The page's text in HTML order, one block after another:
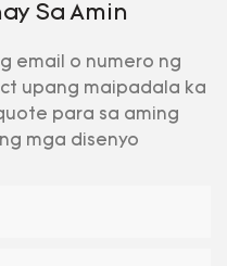
Sa Amin
email o numero ng
upang maipadala ka
para sa aming
mga disenyo